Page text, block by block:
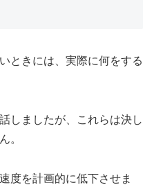
ときには、実際に何をする
しましたが、これらは決し
。
度を計画的に低下させま